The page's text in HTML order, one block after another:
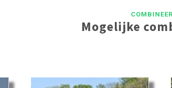
Mogelijke